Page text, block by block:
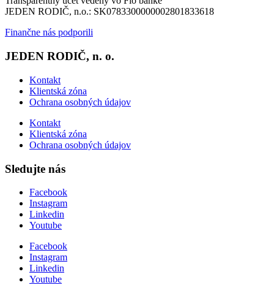
JEDEN RODIČ, n.o.: SK0783300000002801833618
Finančne nás podporili
JEDEN RODIČ, n. o.
Kontakt
Klientská zóna
Ochrana osobných údajov
Kontakt
Klientská zóna
Ochrana osobných údajov
Sledujte nás
Facebook
Instagram
Linkedin
Youtube
Facebook
Instagram
Linkedin
Youtube